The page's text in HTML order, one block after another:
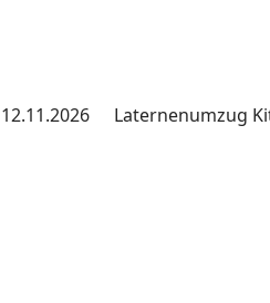
12.11.2026 Laternenumzug